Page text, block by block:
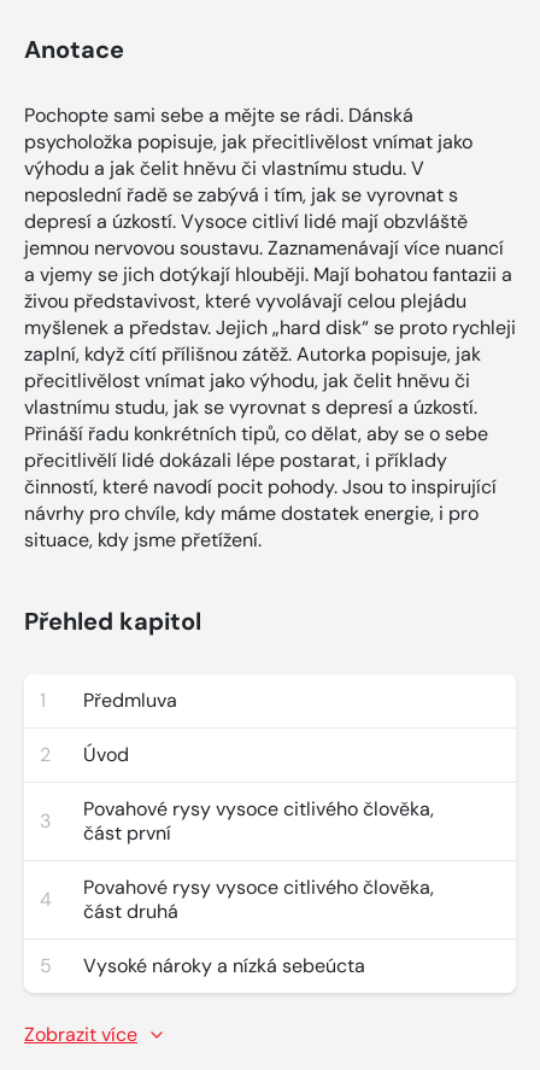
Anotace
Pochopte sami sebe a mějte se rádi. Dánská
psycholožka popisuje, jak přecitlivělost vnímat jako
výhodu a jak čelit hněvu či vlastnímu studu. V
neposlední řadě se zabývá i tím, jak se vyrovnat s
depresí a úzkostí. Vysoce citliví lidé mají obzvláště
jemnou nervovou soustavu. Zaznamenávají více nuancí
a vjemy se jich dotýkají hlouběji. Mají bohatou fantazii a
živou představivost, které vyvolávají celou plejádu
myšlenek a představ. Jejich „hard disk“ se proto rychleji
zaplní, když cítí přílišnou zátěž. Autorka popisuje, jak
přecitlivělost vnímat jako výhodu, jak čelit hněvu či
vlastnímu studu, jak se vyrovnat s depresí a úzkostí.
Přináší řadu konkrétních tipů, co dělat, aby se o sebe
přecitlivělí lidé dokázali lépe postarat, i příklady
činností, které navodí pocit pohody. Jsou to inspirující
návrhy pro chvíle, kdy máme dostatek energie, i pro
situace, kdy jsme přetížení.
Přehled kapitol
1 Předmluva
2 Úvod
3
Povahové rysy vysoce citlivého člověka,
část první
4
Povahové rysy vysoce citlivého člověka,
část druhá
5 Vysoké nároky a nízká sebeúcta
Zobrazit více